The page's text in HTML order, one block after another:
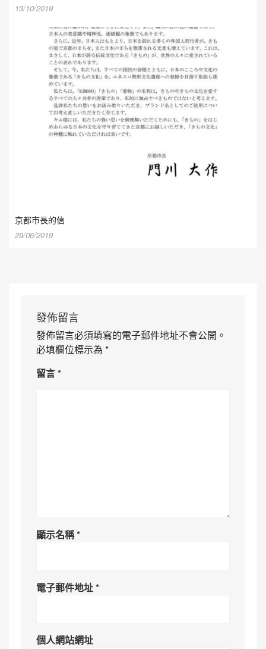
13/10/2019
京都市長的信
29/06/2019
發佈留言
發佈留言必須填寫的電子郵件地址不會公開。
必填欄位標示為 *
留言*
顯示名稱*
電子郵件地址*
個人網站網址